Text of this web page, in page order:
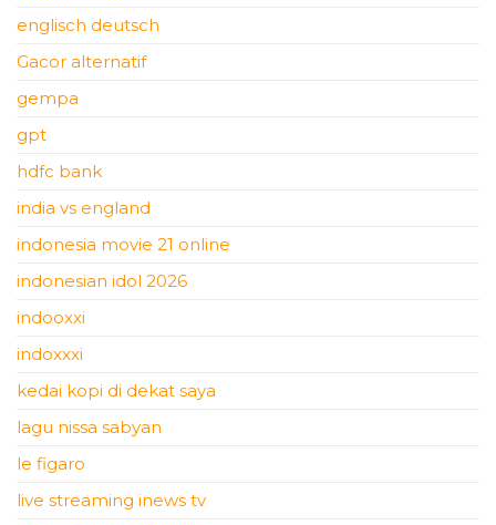
englisch deutsch
Gacor alternatif
gempa
gpt
hdfc bank
india vs england
indonesia movie 21 online
indonesian idol 2026
indooxxi
indoxxxi
kedai kopi di dekat saya
lagu nissa sabyan
le figaro
live streaming inews tv